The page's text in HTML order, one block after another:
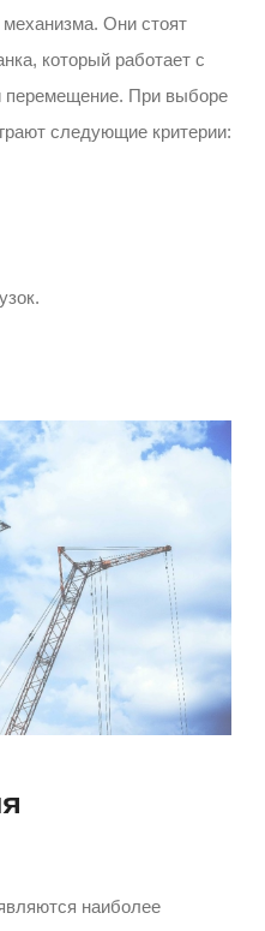
Они стоят
который работает с
перемещение. При выборе
следующие критерии:
наиболее